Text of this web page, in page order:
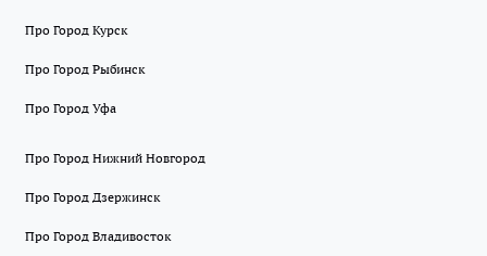
Про Город Курск
Про Город Рыбинск
Про Город Уфа
Про Город Нижний Новгород
Про Город Дзержинск
Про Город Владивосток